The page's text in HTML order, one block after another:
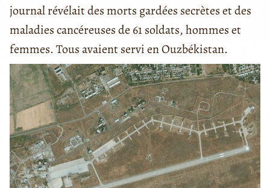
journal révélait des morts gardées secrètes et des
maladies cancéreuses de 61 soldats, hommes et
femmes. Tous avaient servi en Ouzbékistan.